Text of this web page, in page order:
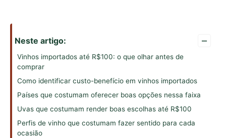
Neste artigo: –
Vinhos importados até R$100: o que olhar antes de
comprar
Como identificar custo-benefício em vinhos importados
Países que costumam oferecer boas opções nessa faixa
Uvas que costumam render boas escolhas até R$100
Perfis de vinho que costumam fazer sentido para cada
ocasião